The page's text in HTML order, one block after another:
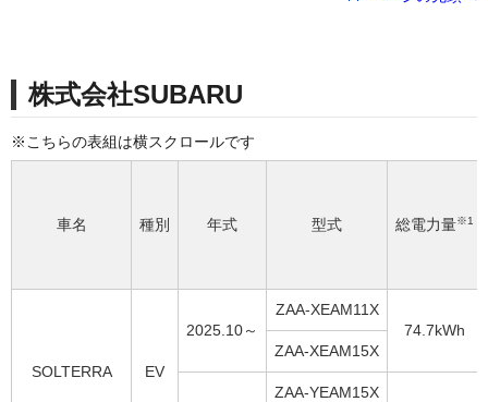
株式会社SUBARU
車名 種別 年式 型式 総電力量※1
SOLTERRA EV
2025.10～
ZAA-XEAM11X
74.7kWh
ZAA-XEAM15X
ZAA-YEAM15X